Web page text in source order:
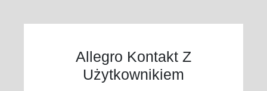
Allegro Kontakt Z
Użytkownikiem